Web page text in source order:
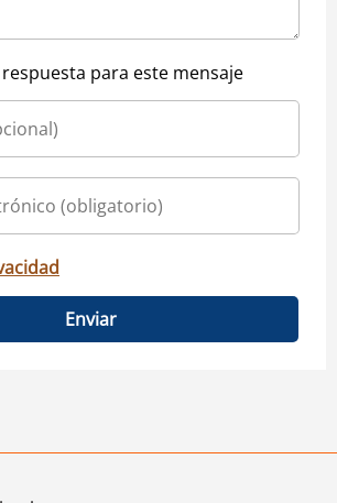
para este mensaje
Enviar